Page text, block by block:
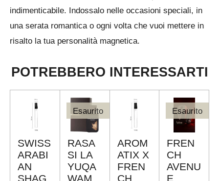
indimenticabile. Indossalo nelle occasioni speciali, in
una serata romantica o ogni volta che vuoi mettere in
risalto la tua personalità magnetica.
POTREBBERO INTERESSARTI
SWISS
ARABI
AN
SHAG
Esaurito
RASA
SI LA
YUQA
WAM
AROM
ATIX X
FREN
CH
Esaurito
FREN
CH
AVENU
E